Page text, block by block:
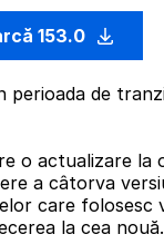
153.0
perioada de
o actualizare la
a câtorva
care folosesc
la cea nouă.